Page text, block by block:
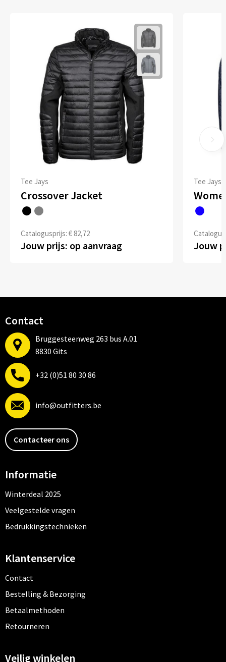
Tee Jays
Crossover Jacket
Catalogusprijs: € 82,72
Jouw prijs: op aanvraag
Tee Jays
Jouw
Contact
Bruggesteenweg 263 bus A.01
8830 Gits
+32 (0)51 80 30 86
info@outfitters.be
Contacteer ons
Informatie
Winterdeal 2025
Veelgestelde vragen
Bedrukkingstechnieken
Klantenservice
Contact
Bestelling & Bezorging
Betaalmethoden
Retourneren
Veilig winkelen